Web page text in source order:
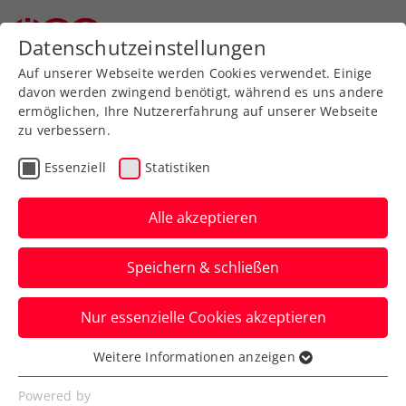
Zurück zur Newsübersicht
Turniere
Upper Austria Ladies
Linz: Potapova wandelt
mit Finalsieg auf den
Spuren von Idol
Sharapova
Die Russin gewinnt das Titelmatch beim
Datenschutzeinstellungen
Auf unserer Webseite werden Cookies verwendet. Einige
davon werden zwingend benötigt, während es uns andere
ermöglichen, Ihre Nutzererfahrung auf unserer Webseite
zu verbessern.
Essenziell Statistiken
Alle akzeptieren
Speichern & schließen
Nur essenzielle Cookies akzeptieren
Essenziell
Essenzielle Cookies werden für grundlegende
Weitere Informationen anzeigen
Powered by